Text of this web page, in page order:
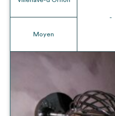
Moyen
-